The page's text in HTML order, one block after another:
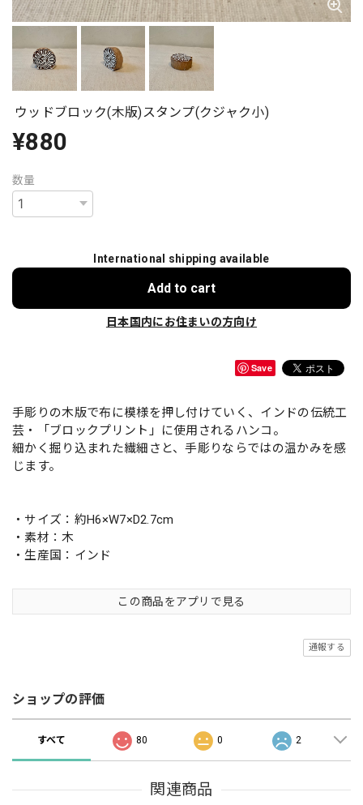
ウッドブロック(木版)スタンプ(クジャク小)
¥880
数量
International shipping available
Add to cart
日本国内にお住まいの方向け
Save
手彫りの木版で布に模様を押し付けていく、インドの伝統工
芸・「ブロックプリント」に使用されるハンコ。
細かく掘り込まれた繊細さと、手彫りならではの温かみを感
じます。
・サイズ：約H6×W7×D2.7cm
・素材：木
・生産国：インド
この商品をアプリで見る
通報する
ショップの評価
すべて 80 0 2
関連商品